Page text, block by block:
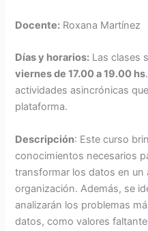
Docente: Roxana Martínez
Días y horarios: Las clases
viernes de 17.00 a 19.00 hs
actividades asincrónicas
plataforma.
Descripción: Este curso
conocimientos necesarios
transformar los datos en un
organización. Además, se
analizarán los problemas
datos, como valores